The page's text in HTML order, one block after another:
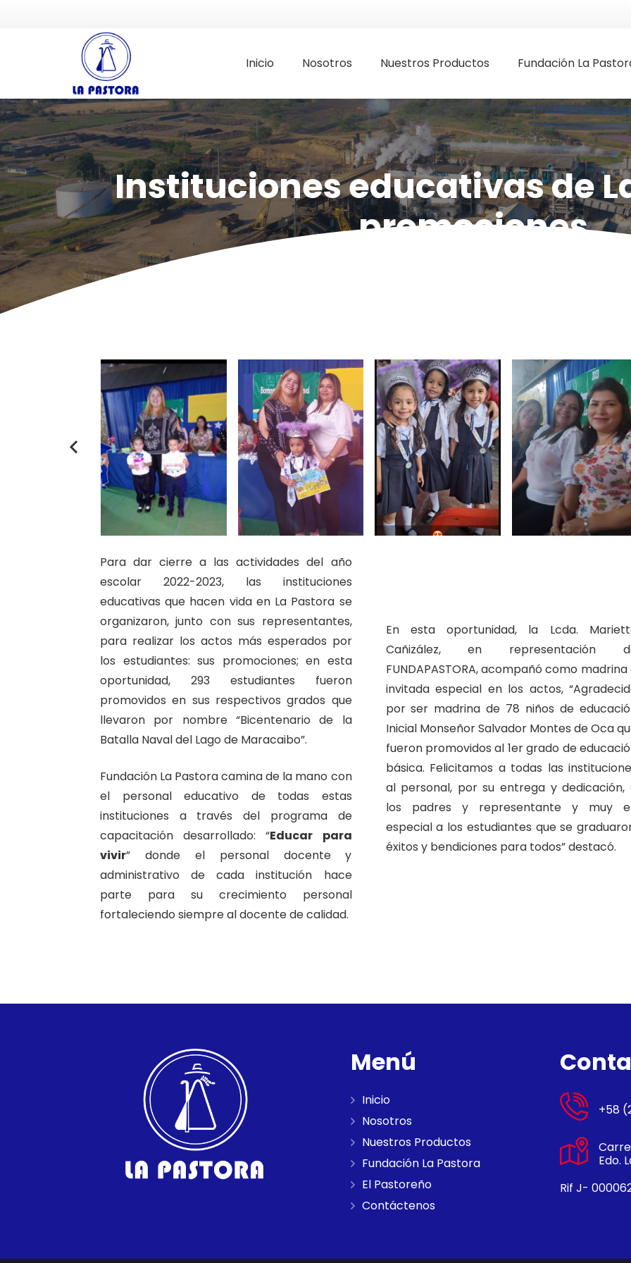
Inicio Nosotros Nuestros Productos Fundación La
Instituciones educativas de
promociones
Para dar cierre a las actividades del año
escolar 2022-2023, las instituciones
educativas que hacen vida en La Pastora se
organizaron, junto con sus representantes,
para realizar los actos más esperados por
los estudiantes: sus promociones; en esta
oportunidad, 293 estudiantes fueron
promovidos en sus respectivos grados que
llevaron por nombre “Bicentenario de la
Batalla Naval del Lago de Maracaibo”.
Fundación La Pastora camina de la mano con
el personal educativo de todas estas
instituciones a través del programa de
capacitación desarrollado: “Educar para
vivir” donde el personal docente y
administrativo de cada institución hace
parte para su crecimiento personal
fortaleciendo siempre al docente de calidad.
En esta oportunidad, la Lcda.
Cañizález, en representación
FUNDAPASTORA, acompañó como madrina
invitada especial en los actos,
por ser madrina de 78 niños de
Inicial Monseñor Salvador Montes de Oca
fueron promovidos al 1er grado de
básica. Felicitamos a todas las
al personal, por su entrega y dedicación,
los padres y representante y muy
especial a los estudiantes que se
éxitos y bendiciones para todos” destacó.
Menú
Inicio
Nosotros
Nuestros Productos
Fundación La Pastora
El Pastoreño
Contáctenos
+58
Edo.
Rif J-